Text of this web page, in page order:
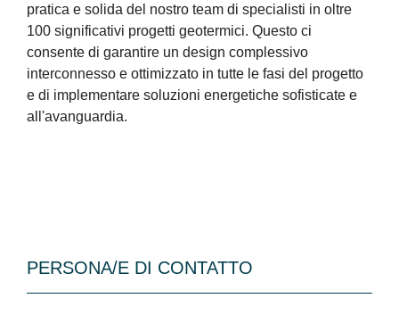
pratica e solida del nostro team di specialisti in oltre
100 significativi progetti geotermici. Questo ci
consente di garantire un design complessivo
interconnesso e ottimizzato in tutte le fasi del progetto
e di implementare soluzioni energetiche sofisticate e
all'avanguardia.
PERSONA/E DI CONTATTO